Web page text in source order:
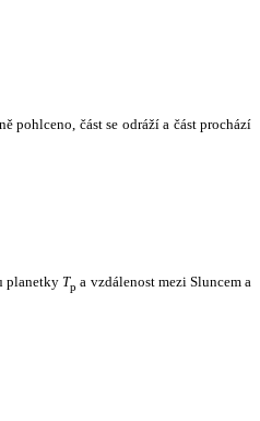
pohlceno, část se odráží a část prochází
planetky Tp a vzdálenost mezi Sluncem a